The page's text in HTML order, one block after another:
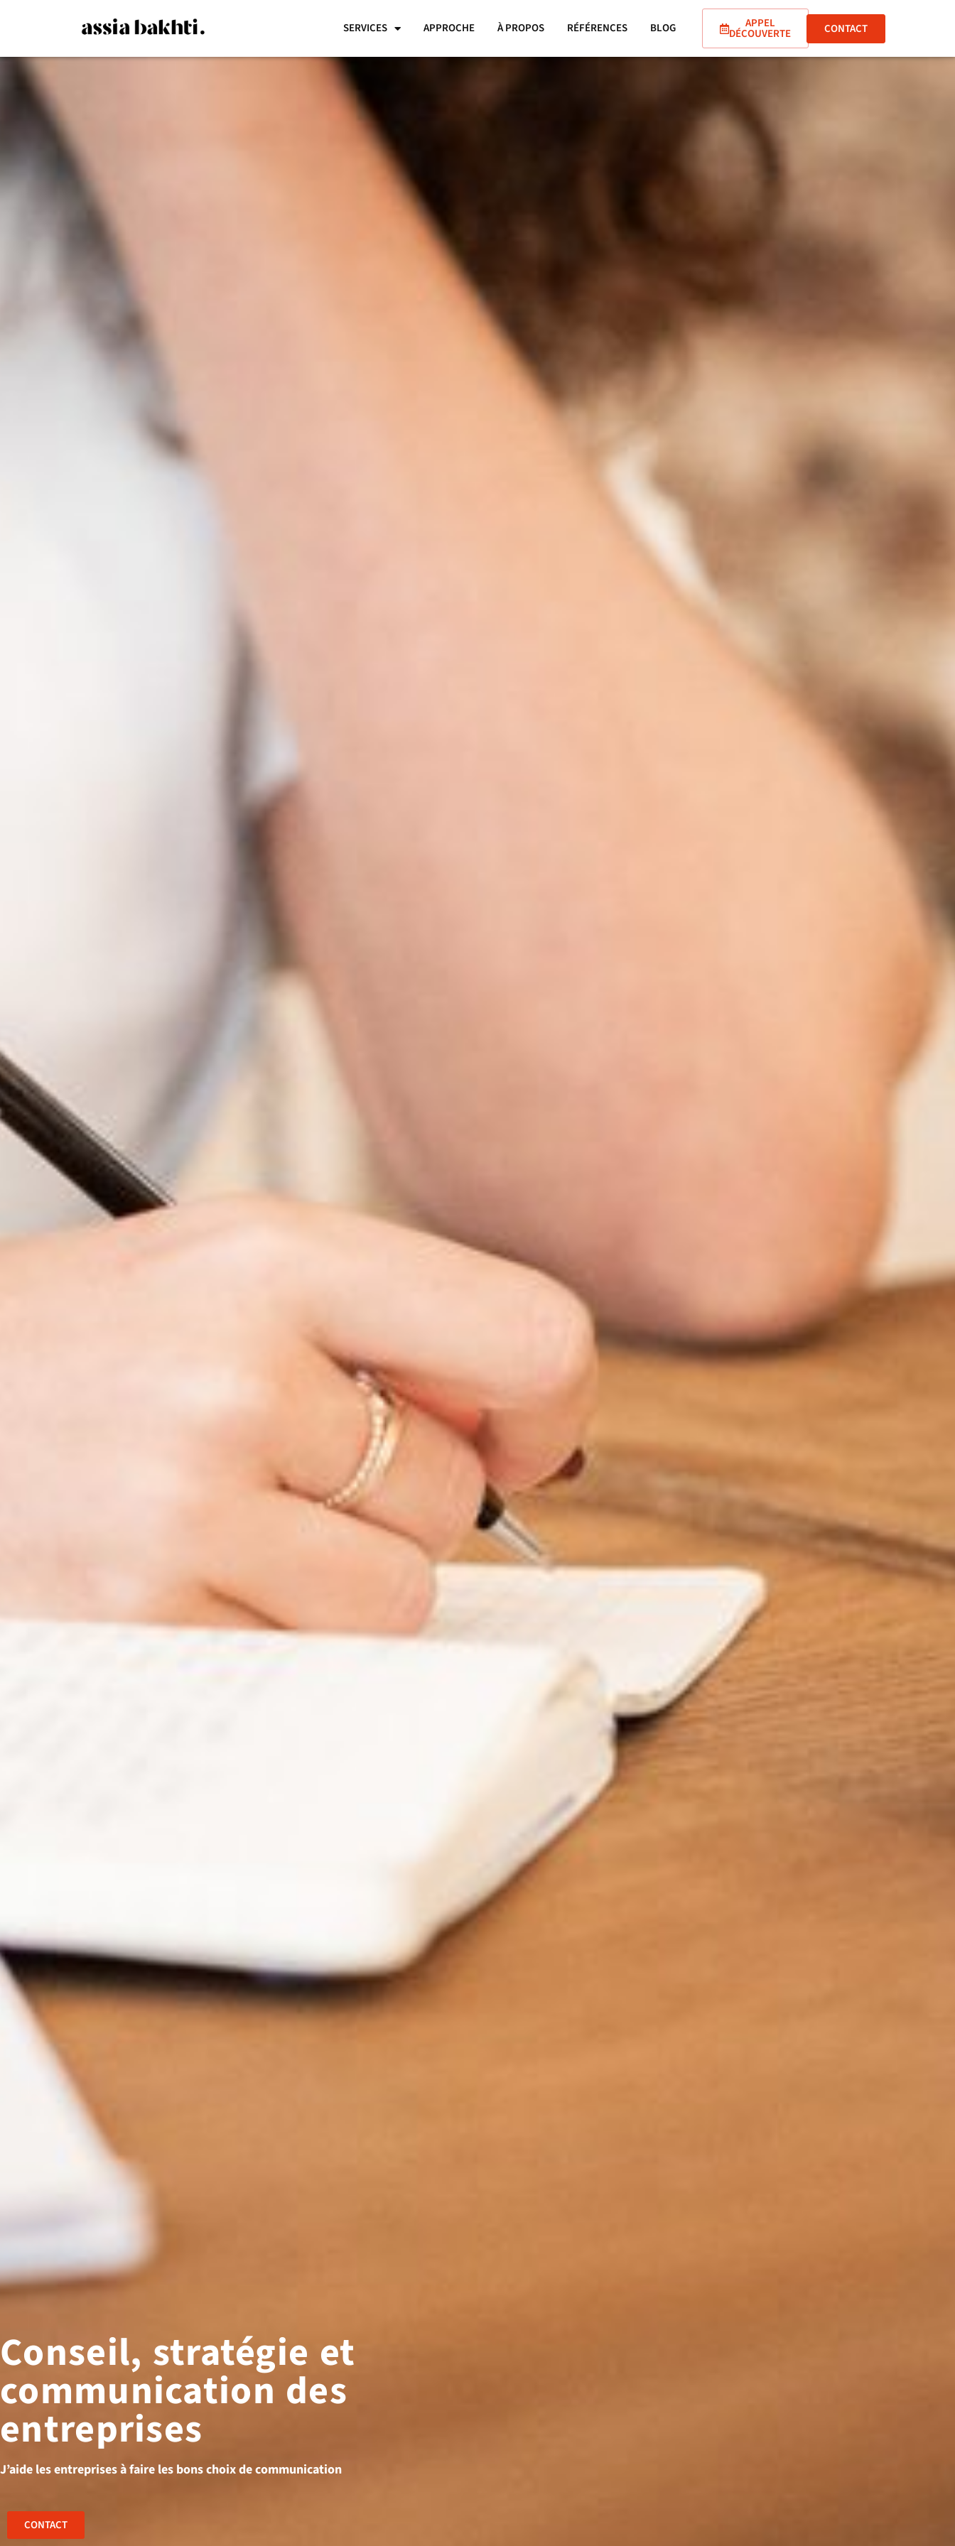
SERVICES APPROCHE À PROPOS RÉFÉRENCES BLOG APPEL
DÉCOUVERTE CONTACT
Conseil, stratégie et
communication des
entreprises
J’aide les entreprises à faire les bons choix de communication
CONTACT